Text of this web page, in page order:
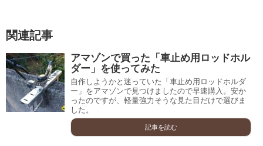
関連記事
アマゾンで買った「車止め用ロッドホル
ダー」を使ってみた
自作しようかと迷っていた「車止め用ロッドホルダ
ー」をアマゾンで見つけましたので早速購入。安か
ったのですが、軽量強力そうな見た目だけで選びま
した。
記事を読む